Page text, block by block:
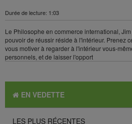
Durée de lecture: 1:03
Le Philosophe en commerce international,
pouvoir de réussir réside à l'intérieur. Prenez
vous motiver à regarder à l'intérieur vous-
personnels, et de laisser l'opport
EN VEDETTE
LES PLUS RÉCENTES